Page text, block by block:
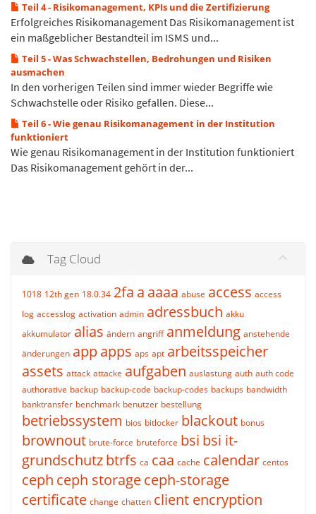
Teil 4 - Risikomanagement, KPIs und die Zertifizierung
Erfolgreiches Risikomanagement Das Risikomanagement ist
ein maßgeblicher Bestandteil im ISMS und...
Teil 5 - Was Schwachstellen, Bedrohungen und Risiken
ausmachen
In den vorherigen Teilen sind immer wieder Begriffe wie
Schwachstelle oder Risiko gefallen. Diese...
Teil 6 - Wie genau Risikomanagement in der Institution
funktioniert
Wie genau Risikomanagement in der Institution funktioniert
Das Risikomanagement gehört in der...
Tag Cloud
1018 12th gen 18.0.34 2fa a aaaa abuse access access
log accesslog activation admin adressbuch akku
akkumulator alias ändern angriff anmeldung anstehende
änderungen appapps aps apt arbeitsspeicher
assets attack attacke aufgaben auslastung auth auth code
authorative backup backup-code backup-codes backups bandwidth
banktransfer benchmark benutzer bestellung
betriebssystem bios bitlocker blackout bonus
brownout brute-force bruteforce bsi bsi it-
grundschutzbtrfs ca caa cache calendar centos
ceph ceph storageceph-storage
certificate change chatten client encryption